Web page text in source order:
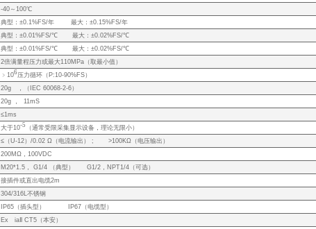
-40～100℃
典型：±0.1%FS/年 最大：±0.15%FS/年
典型：±0.01%FS/℃ 最大：±0.02%FS/℃
典型：±0.01%FS/℃ 最大：±0.02%FS/℃
2倍满量程压力或最大110MPa（取最小值）
﹥106压力循环（P:10-90%FS）
20g ，（IEC 60068-2-6）
20g ， 11mS
≤1ms
大于10-5 （通常受限采集显示设备，理论无限小）
≤（U-12）/0.02 Ω（电流输出） ; >100KΩ（电压输出）
200MΩ，100VDC
M20*1.5， G1/4 （典型） G1/2，NPT1/4（可选）
接插件或直出电缆2m
304/316L不锈钢
IP65（插头型） IP67（电缆型）
Ex iaⅡ CT5（本安）